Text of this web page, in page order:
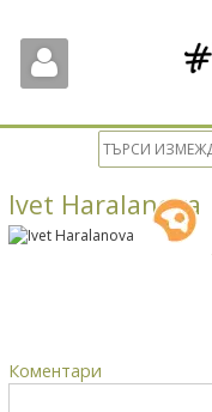
Ivet Haralanova
Коментари